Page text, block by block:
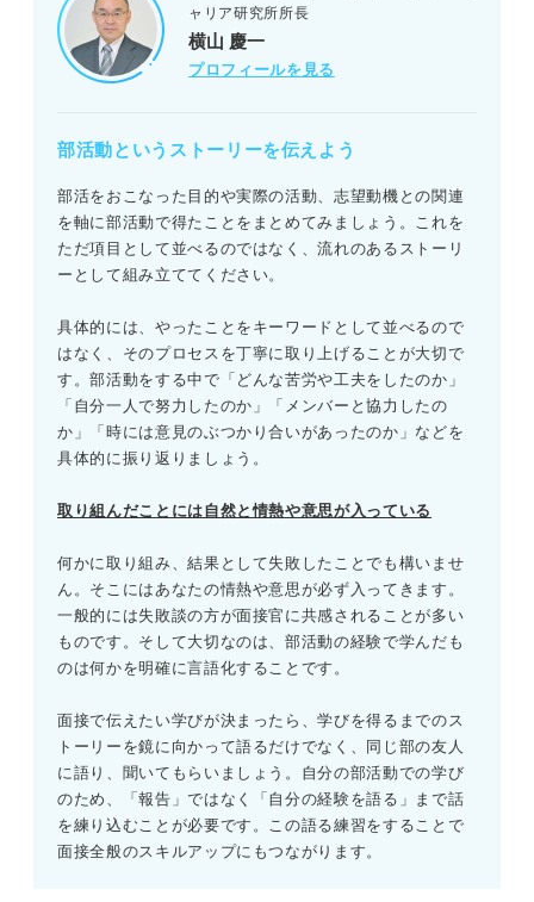
ャリア研究所所長
横山 慶一
プロフィールを見る
部活動というストーリーを伝えよう
部活をおこなった目的や実際の活動、志望動機との関連
を軸に部活動で得たことをまとめてみましょう。これを
ただ項目として並べるのではなく、流れのあるストーリ
ーとして組み立ててください。
具体的には、やったことをキーワードとして並べるので
はなく、そのプロセスを丁寧に取り上げることが大切で
す。部活動をする中で「どんな苦労や工夫をしたのか」
「自分一人で努力したのか」「メンバーと協力したの
か」「時には意見のぶつかり合いがあったのか」などを
具体的に振り返りましょう。
取り組んだことには自然と情熱や意思が入っている
何かに取り組み、結果として失敗したことでも構いませ
ん。そこにはあなたの情熱や意思が必ず入ってきます。
一般的には失敗談の方が面接官に共感されることが多い
ものです。そして大切なのは、部活動の経験で学んだも
のは何かを明確に言語化することです。
面接で伝えたい学びが決まったら、学びを得るまでのス
トーリーを鏡に向かって語るだけでなく、同じ部の友人
に語り、聞いてもらいましょう。自分の部活動での学び
のため、「報告」ではなく「自分の経験を語る」まで話
を練り込むことが必要です。この語る練習をすることで
面接全般のスキルアップにもつながります。